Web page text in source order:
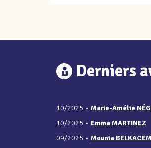
Derniers
10/2025 • Marie-Amélie
10/2025 • Emma MARTINEZ
09/2025 • Mounia BELKACEM